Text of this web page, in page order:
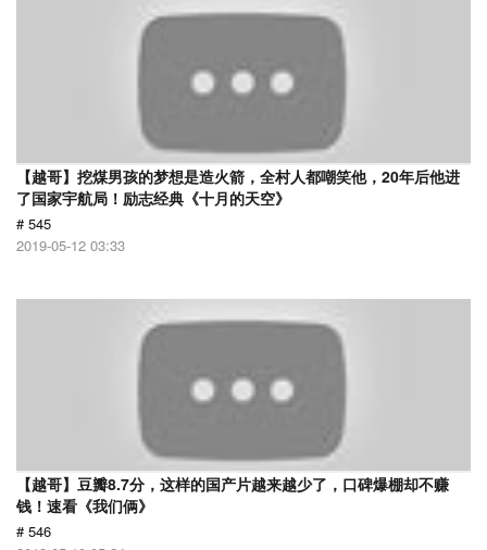
【越哥】挖煤男孩的梦想是造火箭，全村人都嘲笑他，20年后他进
了国家宇航局！励志经典《十月的天空》
# 545
2019-05-12 03:33
【越哥】豆瓣8.7分，这样的国产片越来越少了，口碑爆棚却不赚
钱！速看《我们俩》
# 546